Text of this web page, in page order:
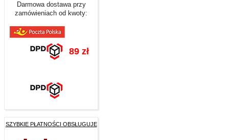
Darmowa dostawa przy
zamówieniach od kwoty:
89 zł
SZYBKIE PŁATNOŚCI OBSŁUGUJE